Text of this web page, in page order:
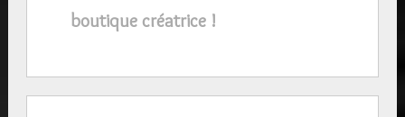
boutique créatrice !